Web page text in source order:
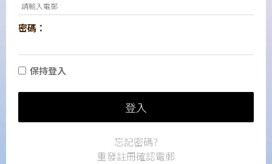
密碼：
保持登入
登入
忘記密碼?
重發註冊確認電郵